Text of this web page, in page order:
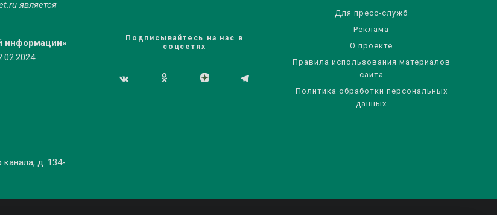
является
информации»
канала, д. 134-
Подписывайтесь на нас в
соцсетях
Для пресс-служб
Реклама
О проекте
Правила использования материалов
сайта
Политика обработки персональных
данных